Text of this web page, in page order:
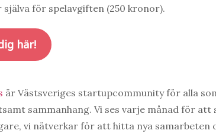
själva för spelavgiften (250 kronor).
här!
är Västsveriges startupcommunity för alla
sammanhang. Vi ses varje månad för
vi nätverkar för att hitta nya samarbeten